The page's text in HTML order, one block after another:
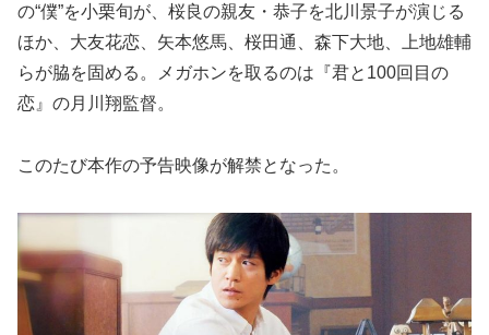
の“僕”を小栗旬が、桜良の親友・恭子を北川景子が演じる
ほか、大友花恋、矢本悠馬、桜田通、森下大地、上地雄輔
らが脇を固める。メガホンを取るのは『君と100回目の
恋』の月川翔監督。
このたび本作の予告映像が解禁となった。